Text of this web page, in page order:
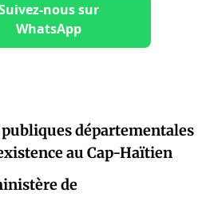
nous sur
WhatsApp
départementales
au Cap-Haïtien
de